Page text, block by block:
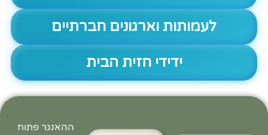
לעמותות וארגונים חברתיים
ידידי חזית הבית
ההאנגר פתוח